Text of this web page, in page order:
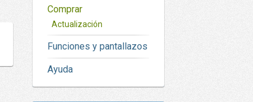
Comprar
Actualización
Funciones y pantallazos
Ayuda